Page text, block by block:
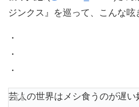
ジンクス』を巡って、こんな呟
・
・
・
芸人の世界はメシ食うのが遅